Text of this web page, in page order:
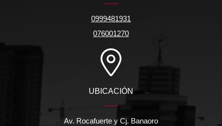
0999481931
076001270
UBICACIÓN
Av. Rocafuerte y Cj. Banaoro